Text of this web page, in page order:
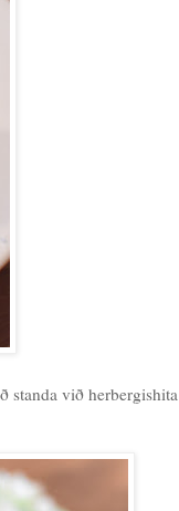
standa við herbergishita